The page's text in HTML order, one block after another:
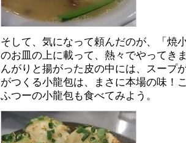
そして、気になって頼んだのが、「焼
のお皿の上に載って、熱々でやってき
んがりと揚がった皮の中には、スープ
がつくる小龍包は、まさに本場の味！
ふつーの小龍包も食べてみよう。